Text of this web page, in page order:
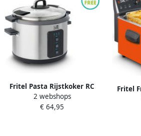
Bruiningsniveau's Zilver
800W
Fritel Pasta Rijstkoker RC
1377 Elektrische
waterkoker Stoomkoker 6l +
2 webshops
€ 64,95
Fritel